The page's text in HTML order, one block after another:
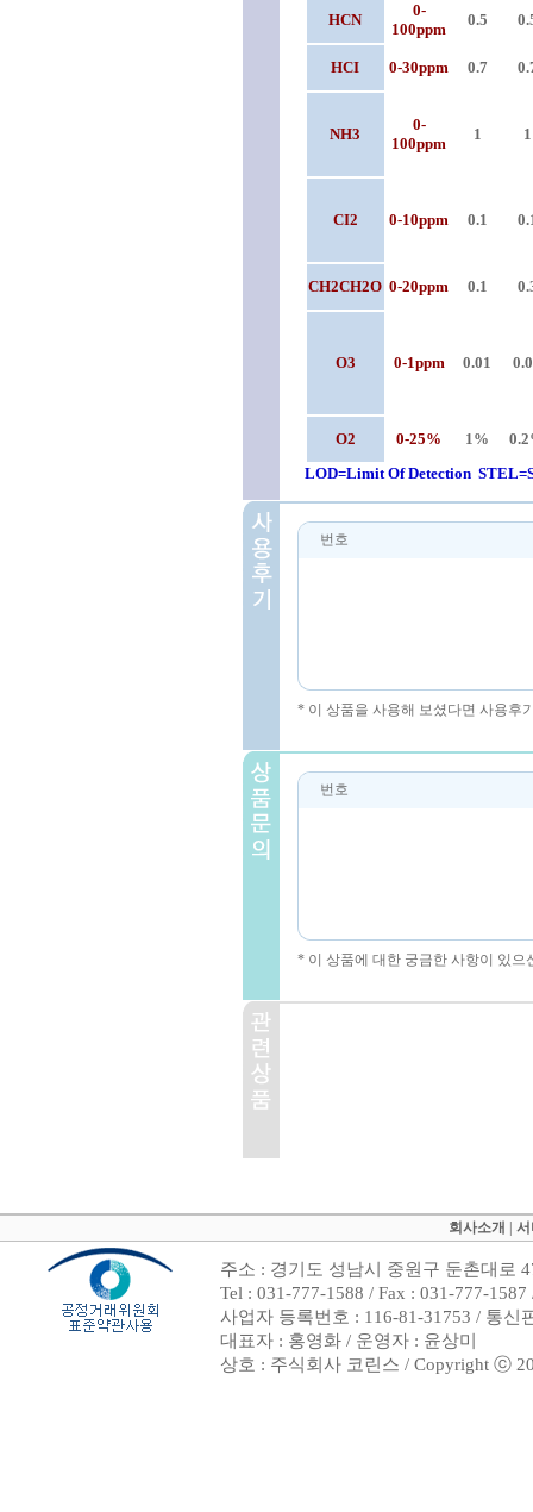
HCN
0-
100ppm
0.5
HCI 0-30ppm 0.7
NH3
0-
100ppm
1 1
CI2 0-10ppm 0.1
CH2CH2O 0-20ppm 0.1
O3 0-1ppm 0.01
O2 0-25% 1%
LOD=Limit Of Detection
번호
* 이 상품을 사용해 보셨다면 사용후
번호
* 이 상품에 대한 궁금한 사항이 있
회사소개
주소 : 경기도 성남시 중원구 둔촌대로
Tel : 031-777-1588 / Fax : 031-777-
사업자 등록번호 : 116-81-31753 / 통신
대표자 : 홍영화 / 운영자 : 윤상미
상호 : 주식회사 코린스 / Copyright ⓒ